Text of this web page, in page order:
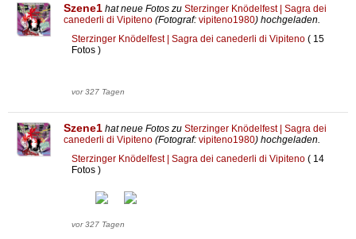
Szene1 hat neue Fotos zu Sterzinger Knödelfest | Sagra dei
canederli di Vipiteno (Fotograf: vipiteno1980) hochgeladen.
Sterzinger Knödelfest | Sagra dei canederli di Vipiteno ( 15
Fotos )
vor 327 Tagen
Szene1 hat neue Fotos zu Sterzinger Knödelfest | Sagra dei
canederli di Vipiteno (Fotograf: vipiteno1980) hochgeladen.
Sterzinger Knödelfest | Sagra dei canederli di Vipiteno ( 14
Fotos )
vor 327 Tagen